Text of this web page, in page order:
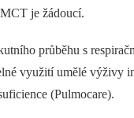
je žádoucí.
průběhu s
využití umělé výživy
(Pulmocare).